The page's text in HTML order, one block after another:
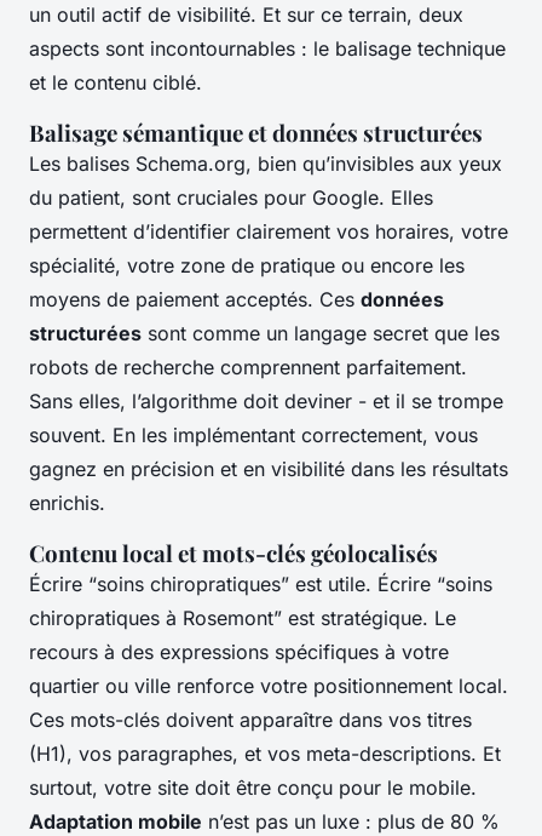
un outil actif de visibilité. Et sur ce terrain, deux
aspects sont incontournables : le balisage technique
et le contenu ciblé.
Balisage sémantique et données structurées
Les balises Schema.org, bien qu’invisibles aux yeux
du patient, sont cruciales pour Google. Elles
permettent d’identifier clairement vos horaires, votre
spécialité, votre zone de pratique ou encore les
moyens de paiement acceptés. Ces données
structurées sont comme un langage secret que les
robots de recherche comprennent parfaitement.
Sans elles, l’algorithme doit deviner - et il se trompe
souvent. En les implémentant correctement, vous
gagnez en précision et en visibilité dans les résultats
enrichis.
Contenu local et mots-clés géolocalisés
Écrire “soins chiropratiques” est utile. Écrire “soins
chiropratiques à Rosemont” est stratégique. Le
recours à des expressions spécifiques à votre
quartier ou ville renforce votre positionnement local.
Ces mots-clés doivent apparaître dans vos titres
(H1), vos paragraphes, et vos meta-descriptions. Et
surtout, votre site doit être conçu pour le mobile.
Adaptation mobile n’est pas un luxe : plus de 80 %